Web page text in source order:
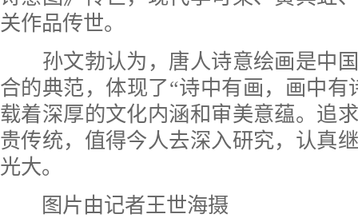
关作品传世。
孙文勃认为，唐人诗意绘画是中国
合的典范，体现了“诗中有画，画中有
载着深厚的文化内涵和审美意蕴。追
贵传统，值得今人去深入研究，认真
光大。
图片由记者王世海摄